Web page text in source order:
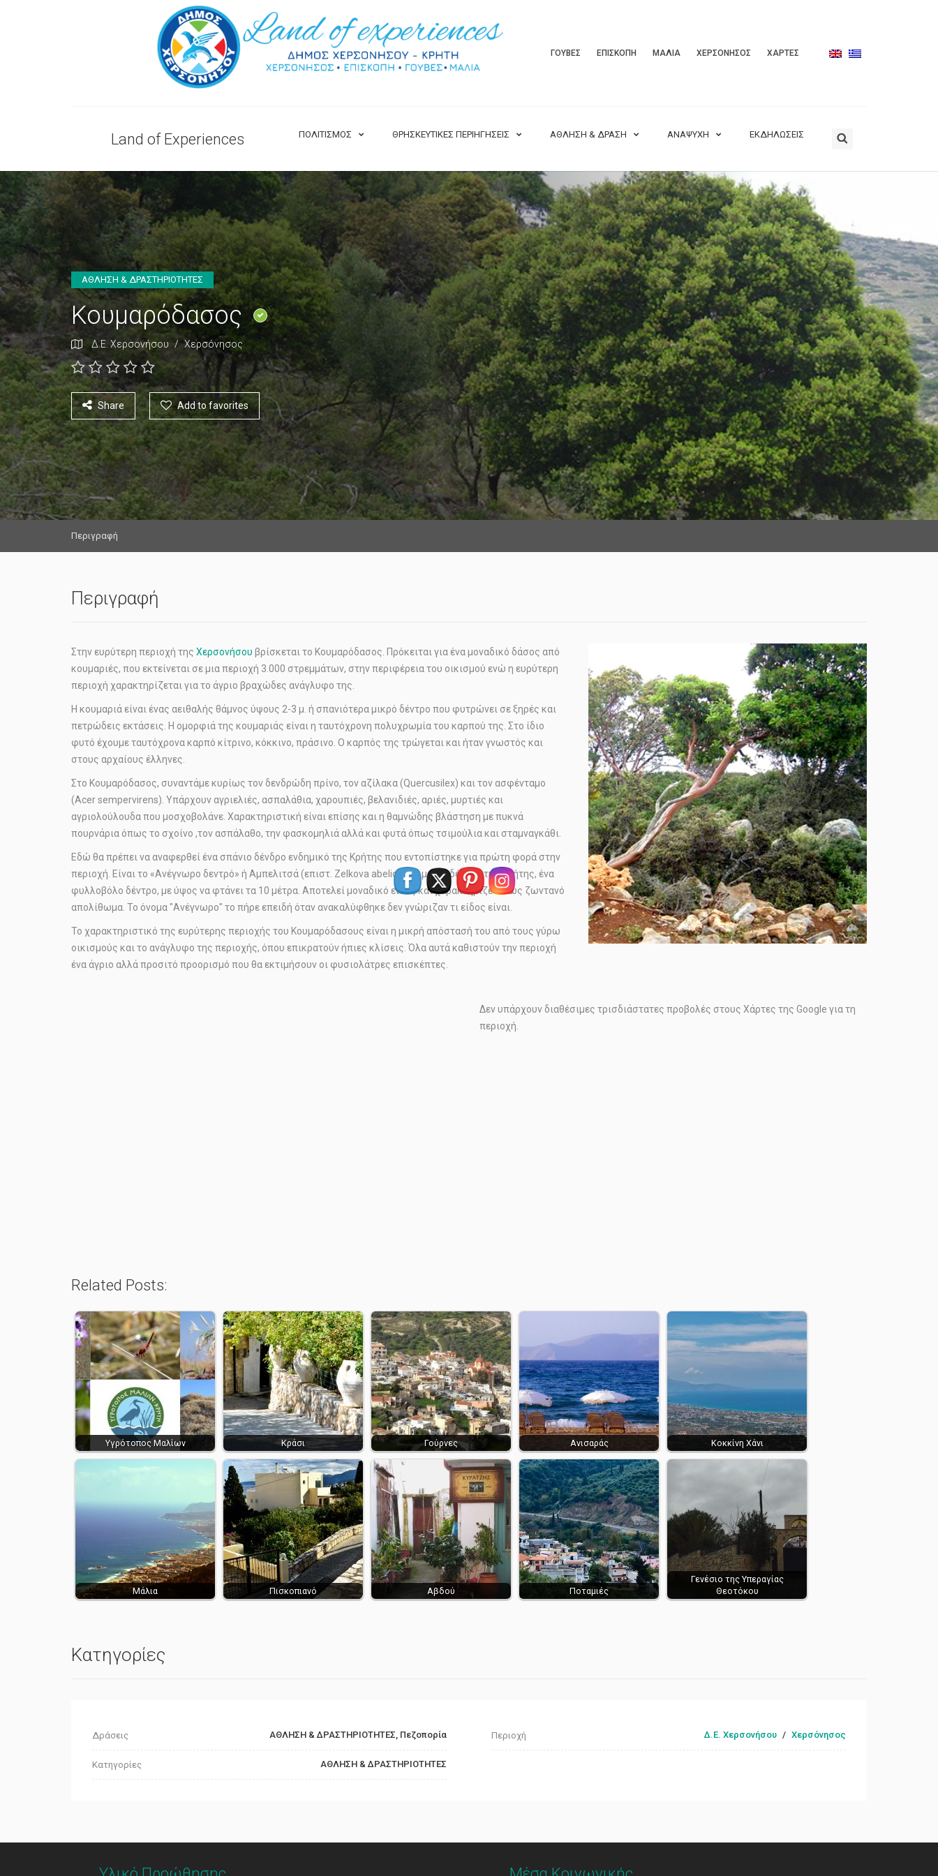
ΓΟΥΒΕΣ ΕΠΙΣΚΟΠΗ ΜΑΛΙΑ ΧΕΡΣΟΝΗΣΟΣ ΧΑΡΤΕΣ
Land of Experiences ΠΟΛΙΤΙΣΜΟΣ ΘΡΗΣΚΕΥΤΙΚΕΣ ΠΕΡΙΗΓΗΣΕΙΣ ΑΘΛΗΣΗ & ΔΡΑΣΗ ΑΝΑΨΥΧΗ ΕΚΔΗΛΩΣΕΙΣ
ΑΘΛΗΣΗ & ΔΡΑΣΤΗΡΙΟΤΗΤΕΣ
Κουμαρόδασος
Δ.Ε. Χερσονήσου / Χερσόνησος
Share Add to favorites
Περιγραφή
Περιγραφή
Στην ευρύτερη περιοχή της Χερσονήσου βρίσκεται το Κουμαρόδασος. Πρόκειται για ένα μοναδικό δάσος από
κουμαριές, που εκτείνεται σε μια περιοχή 3.000 στρεμμάτων, στην περιφέρεια του οικισμού ενώ η ευρύτερη
περιοχή χαρακτηρίζεται για το άγριο βραχώδες ανάγλυφο της.
Η κουμαριά είναι ένας αειθαλής θάμνος ύψους 2-3 μ. ή σπανιότερα μικρό δέντρο που φυτρώνει σε ξηρές και
πετρώδεις εκτάσεις. Η ομορφιά της κουμαριάς είναι η ταυτόχρονη πολυχρωμία του καρπού της. Στο ίδιο
φυτό έχουμε ταυτόχρονα καρπό κίτρινο, κόκκινο, πράσινο. Ο καρπός της τρώγεται και ήταν γνωστός και
στους αρχαίους έλληνες.
Στο Κουμαρόδασος, συναντάμε κυρίως τον δενδρώδη πρίνο, τον αζίλακα (Quercusilex) και τον ασφένταμο
(Acer sempervirens). Υπάρχουν αγριελιές, ασπαλάθια, χαρουπιές, βελανιδιές, αριές, µυρτιές και
αγριολούλουδα που µοσχοβολάνε. Χαρακτηριστική είναι επίσης και η θαμνώδης βλάστηση με πυκνά
πουρνάρια όπως το σχοίνο ,τον ασπάλαθο, την φασκομηλιά αλλά και φυτά όπως τσιμούλια και σταμναγκάθι.
Εδώ θα πρέπει να αναφερθεί ένα σπάνιο δένδρο ενδημικό της Κρήτης που εντοπίστηκε για πρώτη φορά στην
περιοχή. Είναι το «Ανέγνωρο δεντρό» ή Αμπελιτσά (επιστ. Zelkova abelicea) ή μικρό δένδρο της Κρήτης, ένα
φυλλοβόλο δέντρο, με ύψος να φτάνει τα 10 μέτρα. Αποτελεί μοναδικό είδος και χαρακτηρίζεται ως ζωντανό
απολίθωμα. Το όνομα "Ανέγνωρο" το πήρε επειδή όταν ανακαλύφθηκε δεν γνώριζαν τι είδος είναι.
Το χαρακτηριστικό της ευρύτερης περιοχής του Κουμαρόδασους είναι η μικρή απόστασή του από τους γύρω
οικισμούς και το ανάγλυφο της περιοχής, όπου επικρατούν ήπιες κλίσεις. Όλα αυτά καθιστούν την περιοχή
ένα άγριο αλλά προσιτό προορισμό που θα εκτιμήσουν οι φυσιολάτρες επισκέπτες.
Δεν υπάρχουν διαθέσιμες τρισδιάστατες προβολές στους Χάρτες της Google για τη
περιοχή.
Related Posts:
Υγρότοπος Μαλίων Κράσι Γούρνες Ανισαράς Κοκκίνη Χάνι
Μάλια Πισκοπιανό Αβδού Ποταμιές
Γενέσιο της Υπεραγίας
Θεοτόκου
Κατηγορίες
Δράσεις ΑΘΛΗΣΗ & ΔΡΑΣΤΗΡΙΟΤΗΤΕΣ, Πεζοπορία Περιοχή Δ.Ε. Χερσονήσου / Χερσόνησος
Κατηγορίες ΑΘΛΗΣΗ & ΔΡΑΣΤΗΡΙΟΤΗΤΕΣ